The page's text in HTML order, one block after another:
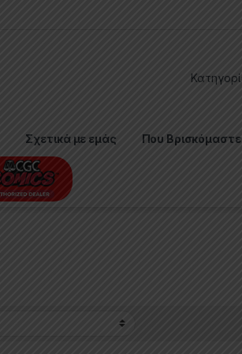
Σχετικά με εμάς Που Βρισκόμαστε